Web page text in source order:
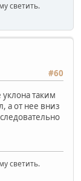
светить.
#60
таким
а от нее вниз
светить.